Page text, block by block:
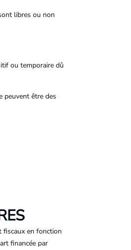
libres ou non
ou temporaire dû
peuvent être des
fiscaux en fonction
financée par